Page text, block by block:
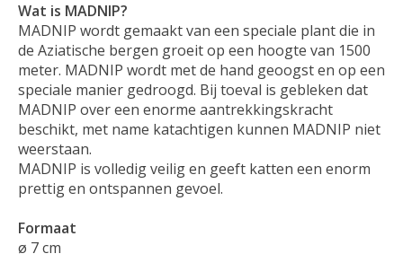
Wat is MADNIP?
MADNIP wordt gemaakt van een speciale plant die in
de Aziatische bergen groeit op een hoogte van 1500
meter. MADNIP wordt met de hand geoogst en op een
speciale manier gedroogd. Bij toeval is gebleken dat
MADNIP over een enorme aantrekkingskracht
beschikt, met name katachtigen kunnen MADNIP niet
weerstaan.
MADNIP is volledig veilig en geeft katten een enorm
prettig en ontspannen gevoel.
Formaat
ø 7 cm